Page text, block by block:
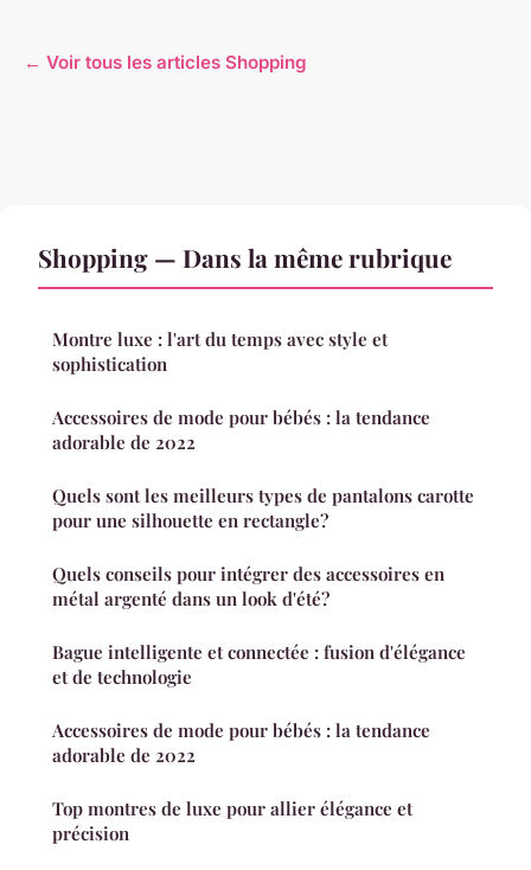
← Voir tous les articles Shopping
Shopping — Dans la même rubrique
Montre luxe : l'art du temps avec style et
sophistication
Accessoires de mode pour bébés : la tendance
adorable de 2022
Quels sont les meilleurs types de pantalons carotte
pour une silhouette en rectangle?
Quels conseils pour intégrer des accessoires en
métal argenté dans un look d'été?
Bague intelligente et connectée : fusion d'élégance
et de technologie
Accessoires de mode pour bébés : la tendance
adorable de 2022
Top montres de luxe pour allier élégance et
précision